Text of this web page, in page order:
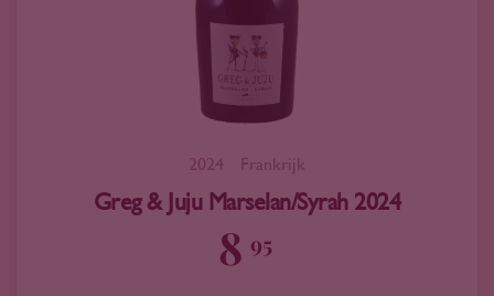
2024 Frankrijk
Greg & Juju Marselan/Syrah 2024
8 95